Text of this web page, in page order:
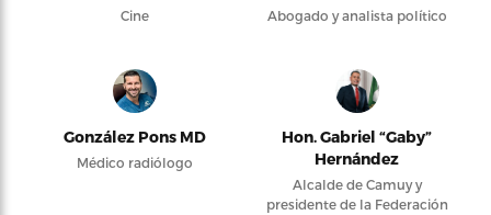
Cine Abogado y analista político
González Pons MD
Médico radiólogo
Hon. Gabriel “Gaby”
Hernández
Alcalde de Camuy y
presidente de la Federación